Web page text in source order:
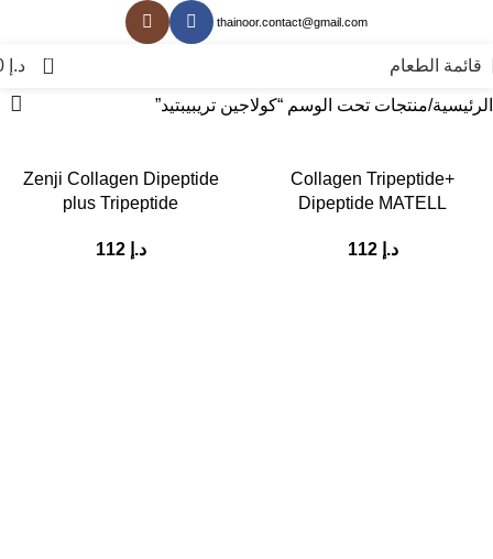
thainoor.contact@gmail.com
قائمة الطعام 0 د.إ
الرئيسية منتجات تحت الوسم “كولاجين تريبيبتيد”
Collagen Tripeptide+
Dipeptide MATELL
د.إ 112
Zenji Collagen Dipeptide
plus Tripeptide
د.إ 112